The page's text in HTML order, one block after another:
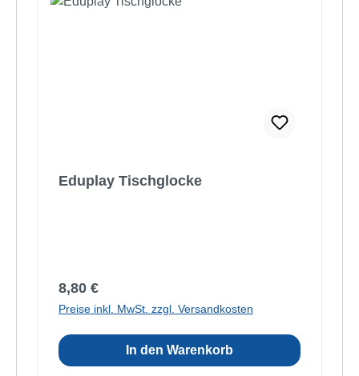
Eduplay Tischglocke
Regulärer Preis:
8,80 €
Preise inkl. MwSt. zzgl. Versandkosten
In den Warenkorb